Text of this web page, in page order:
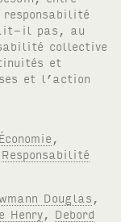
il pas, au
collective
et
et l’action
Économie ,
Responsabilité
Douglas ,
Henry, Debord